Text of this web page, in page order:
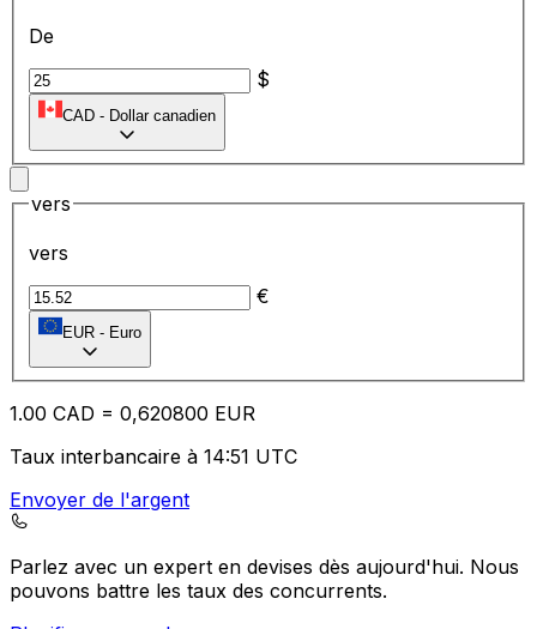
De
$
CAD - Dollar canadien
vers
vers
€
EUR - Euro
1.00 CAD = 0,620800 EUR
Taux interbancaire à 14:51 UTC
Envoyer de l'argent
Parlez avec un expert en devises dès aujourd'hui. Nous
pouvons battre les taux des concurrents.